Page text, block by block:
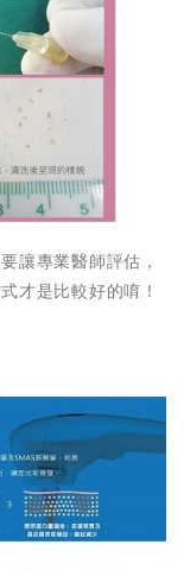
讓專業醫師評估，
才是比較好的唷！